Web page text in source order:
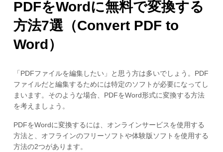
PDFをWordに無料で変換する
方法7選（Convert PDF to
Word）
「PDFファイルを編集したい」と思う方は多いでしょう。PDF
ファイルだと編集するためには特定のソフトが必要になってし
まいます。そのような場合、PDFをWord形式に変換する方法
を考えましょう。
PDFをWordに変換するには、オンラインサービスを使用する
方法と、オフラインのフリーソフトや体験版ソフトを使用する
方法の2つがあります。